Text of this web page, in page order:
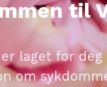
til
er laget for
om